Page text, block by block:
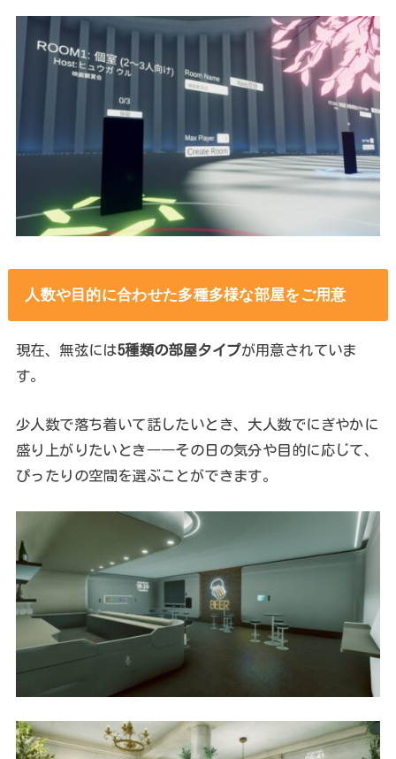
人数や目的に合わせた多種多様な部屋をご用意
現在、無弦には5種類の部屋タイプが用意されていま
す。
少人数で落ち着いて話したいとき、大人数でにぎやかに
盛り上がりたいとき――その日の気分や目的に応じて、
ぴったりの空間を選ぶことができます。